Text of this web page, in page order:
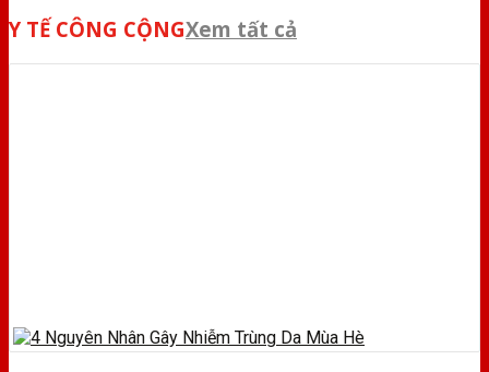
Y TẾ CÔNG CỘNGXem tất cả